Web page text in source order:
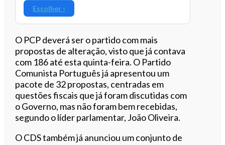
Escolher ›
O PCP deverá ser o partido com mais
propostas de alteração, visto que já contava
com 186 até esta quinta-feira. O Partido
Comunista Português já apresentou um
pacote de 32 propostas, centradas em
questões fiscais que já foram discutidas com
o Governo, mas não foram bem recebidas,
segundo o líder parlamentar, João Oliveira.
O CDS também já anunciou um conjunto de